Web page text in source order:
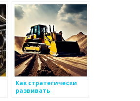
металоизделий
Как стратегически
развивать